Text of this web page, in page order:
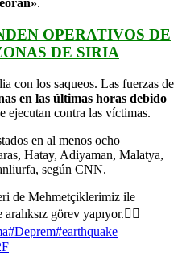
.
OPERATIVOS DE
DE SIRIA
con los saqueos. Las fuerzas de
en las últimas horas debido
ejecutan contra las víctimas.
en al menos ocho
Hatay, Adiyaman, Malatya,
según CNN.
de Mehmetçiklerimiz ile
görev yapıyor.🐕‍🦺
#Deprem#earthquake